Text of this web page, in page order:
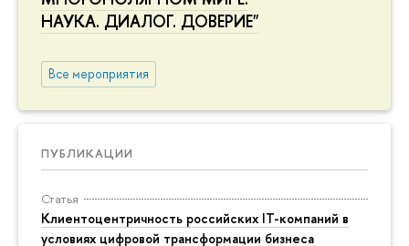
НАУКА. ДИАЛОГ. ДОВЕРИЕ"
Все мероприятия
ПУБЛИКАЦИИ
Статья
Клиентоцентричность российских IT-компаний в
условиях цифровой трансформации бизнеса